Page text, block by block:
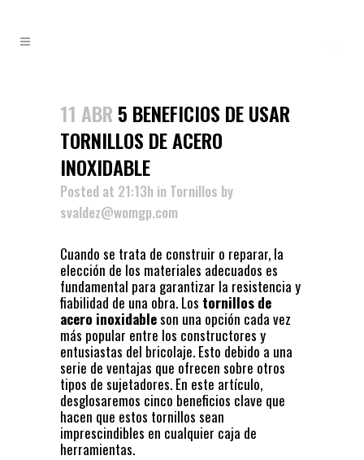
11 ABR 5 BENEFICIOS DE USAR
TORNILLOS DE ACERO
INOXIDABLE
Posted at 21:13h in Tornillos by
svaldez@womgp.com
Cuando se trata de construir o reparar, la
elección de los materiales adecuados es
fundamental para garantizar la resistencia y
fiabilidad de una obra. Los tornillos de
acero inoxidableson una opción cada vez
más popular entre los constructores y
entusiastas del bricolaje. Esto debido a una
serie de ventajas que ofrecen sobre otros
tipos de sujetadores. En este artículo,
desglosaremos cinco beneficios clave que
hacen que estos tornillos sean
imprescindibles en cualquier caja de
herramientas.